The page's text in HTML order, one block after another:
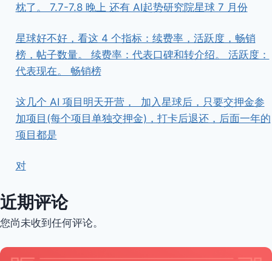
枕了。 7.7-7.8 晚上 还有 AI起势研究院星球 7 月份
星球好不好，看这 4 个指标：续费率，活跃度，畅销
榜，帖子数量。 续费率：代表口碑和转介绍。 活跃度：
代表现在。 畅销榜
这几个 AI 项目明天开营， ​ ​加入星球后，只要交押金参
加项目(每个项目单独交押金)，打卡后退还，后面一年的
项目都是
对
近期评论
您尚未收到任何评论。